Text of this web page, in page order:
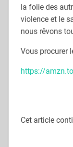
la folie des
violence et le
nous rêvons
Vous procurer
https://
Cet article